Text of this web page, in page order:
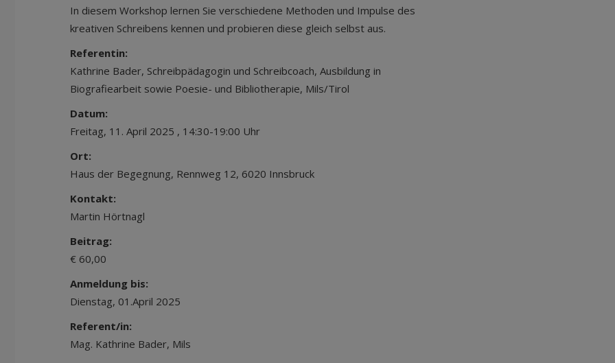
In diesem Workshop lernen Sie verschiedene Methoden und Impulse des
kreativen Schreibens kennen und probieren diese gleich selbst aus.
Referentin:
Kathrine Bader, Schreibpädagogin und Schreibcoach, Ausbildung in
Biografiearbeit sowie Poesie- und Bibliotherapie, Mils/Tirol
Datum:
Freitag, 11. April 2025 , 14:30-19:00 Uhr
Ort:
Haus der Begegnung, Rennweg 12, 6020 Innsbruck
Kontakt:
Martin Hörtnagl
Beitrag:
€ 60,00
Anmeldung bis:
Dienstag, 01.April 2025
Referent/in:
Mag. Kathrine Bader, Mils